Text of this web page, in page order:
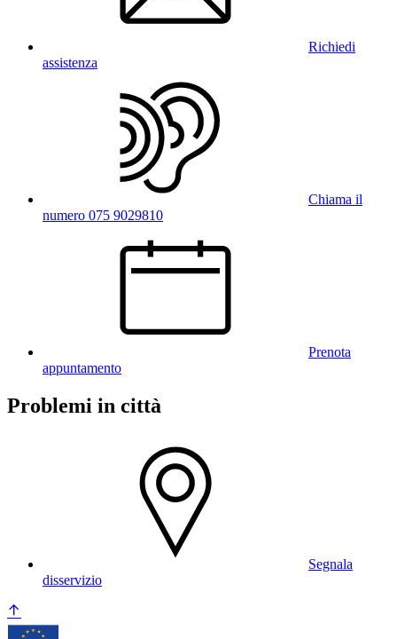
Richiedi
assistenza
Chiama il
numero 075 9029810
Prenota
appuntamento
Problemi in città
Segnala
disservizio